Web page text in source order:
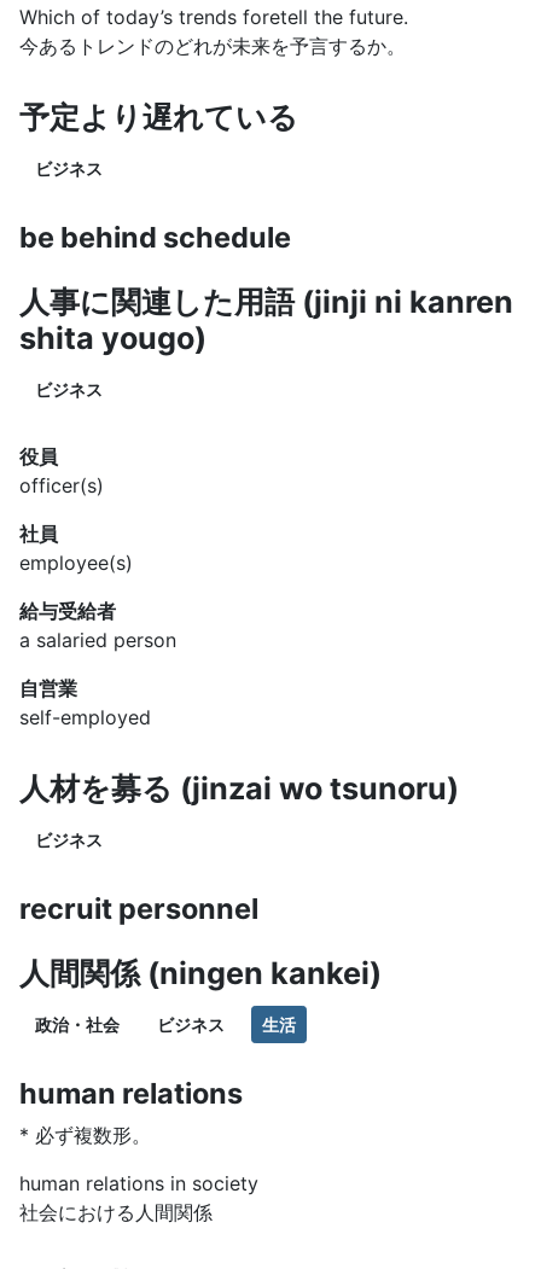
Which of today’s trends foretell the future.
今あるトレンドのどれが未来を予言するか。
予定より遅れている
ビジネス
be behind schedule
人事に関連した用語 (jinji ni kanren
shita yougo)
ビジネス
役員
officer(s)
社員
employee(s)
給与受給者
a salaried person
自営業
self-employed
人材を募る (jinzai wo tsunoru)
ビジネス
recruit personnel
人間関係 (ningen kankei)
政治・社会 ビジネス 生活
human relations
* 必ず複数形。
human relations in society
社会における人間関係